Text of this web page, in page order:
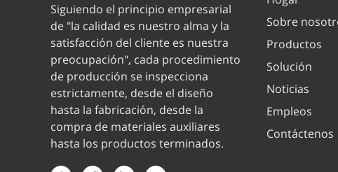
Siguiendo el principio empresarial
de "la calidad es nuestro alma y la
satisfacción del cliente es nuestra
preocupación", cada procedimiento
de producción se inspecciona
estrictamente, desde el diseño
hasta la fabricación, desde la
compra de materiales auxiliares
hasta los productos terminados.
Sobre
Productos
Solución
Noticias
Empleos
Contáctenos